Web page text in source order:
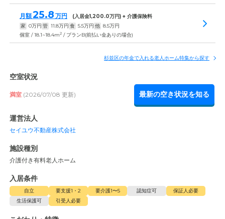
月額25.8 万円 (入居金1,200.0万円) + 介護保険料
家 0万円 管 11.8万円 食 5.5万円 他 8.5万円
個室 / 18.1~18.4m2 / プランB(前払い金ありの場合)
杉並区の年金で入れる老人ホーム特集から探す
空室状況
満室 (2026/07/08 更新) 最新の空き状況を知る
運営法人
セイユウ不動産株式会社
施設種別
介護付き有料老人ホーム
入居条件
自立 要支援1・2 要介護1〜5 認知症可
保証人必要
生活保護可
引受人必要